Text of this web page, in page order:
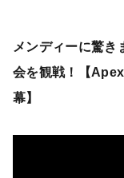
メンディーに驚き
会を観戦！【
幕】